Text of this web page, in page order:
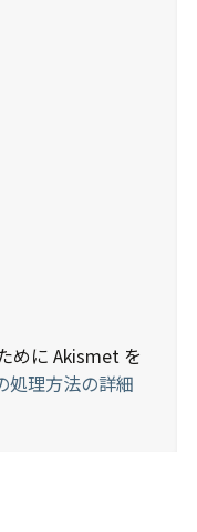
めに Akismet を
処理方法の詳細